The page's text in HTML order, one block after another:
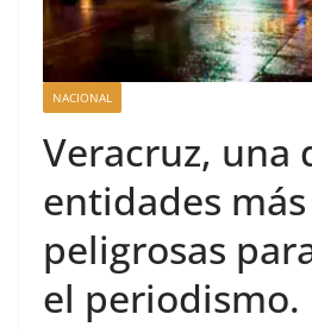
NACIONAL
Veracruz, una
entidades más
peligrosas
el periodismo.